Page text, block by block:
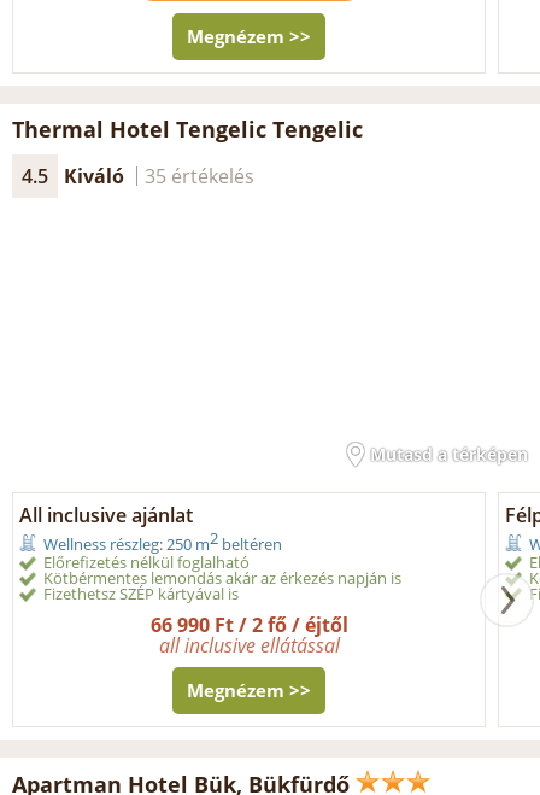
Megnézem >>
Thermal Hotel Tengelic Tengelic
4.5 Kiváló 35 értékelés
Mutasd a térképen
All inclusive ajánlat
Wellness részleg: 250 m2 beltéren
Előrefizetés nélkül foglalható
Kötbérmentes lemondás akár az érkezés napján is
Fizethetsz SZÉP kártyával is
66 990 Ft / 2 fő / éjtől
all inclusive ellátással
Megnézem >>
Apartman Hotel Bük, Bükfürdő